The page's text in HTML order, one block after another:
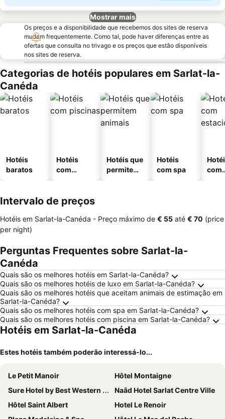
Mostrar mais
Os preços e a disponibilidade que recebemos dos sites de reserva
mudam frequentemente. Como tal, pode haver diferenças entre as
ofertas que consulta no trivago e os preços que estão disponíveis
nos sites de reserva.
Categorias de hotéis populares em Sarlat-la-
Canéda
Hotéis
baratos
Hotéis
com
Hotéis que
permitem
Hotéis
com spa
com
Intervalo de preços
Hotéis em Sarlat-la-Canéda - Preço máximo de ‎€ 55 até ‎€ 70 (price
per night)
Perguntas Frequentes sobre Sarlat-la-
Canéda
Quais são os melhores hotéis em Sarlat-la-Canéda?
Quais são os melhores hotéis de luxo em Sarlat-la-Canéda?
Quais são os melhores hotéis que aceitam animais de estimação em
Sarlat-la-Canéda?
Quais são os melhores hotéis com spa em Sarlat-la-Canéda?
Quais são os melhores hotéis com piscina em Sarlat-la-Canéda?
Hotéis em Sarlat-la-Canéda
Estes hotéis também poderão interessá-lo...
Le Petit Manoir
Hôtel Montaigne
Sure Hotel by Best Western Sarlat-la-Caneda
Naâd Hotel Sarlat Centre Ville
Hôtel Saint Albert
Hotel Le Renoir